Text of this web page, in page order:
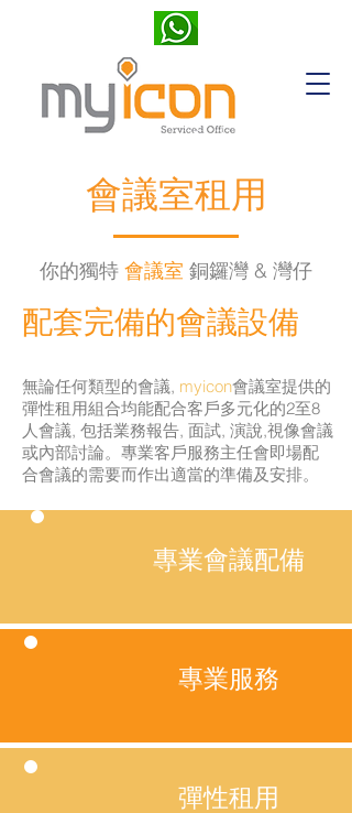
你的獨特 會議室 銅鑼灣 & 灣仔
配套完備的會議設備
無論任何類型的會議, myicon會議室提供的
彈性租用組合均能配合客戶多元化的2至8
人會議, 包括業務報告, 面試, 演說,視像會議
或內部討論。專業客戶服務主任會即場配
合會議的需要而作出適當的準備及安排。
專業會議配備
專業服務
彈性租用
會議室租用